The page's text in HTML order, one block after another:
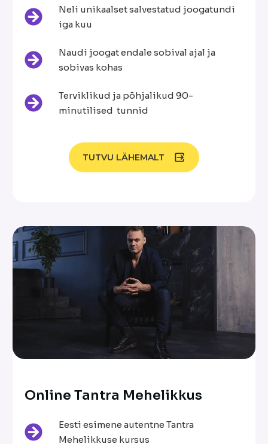
Neli unikaalset salvestatud joogatundi
iga kuu
Naudi joogat endale sobival ajal ja
sobivas kohas
Terviklikud ja põhjalikud 90-
minutilised tunnid
TUTVU LÄHEMALT
Online Tantra Mehelikkus
Eesti esimene autentne Tantra
Mehelikkuse kursus